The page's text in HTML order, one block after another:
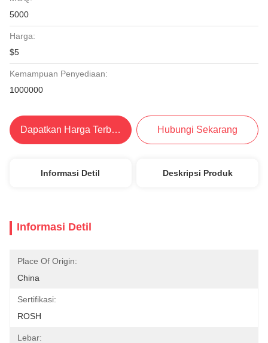
5000
Harga:
$5
Kemampuan Penyediaan:
1000000
Dapatkan Harga Terbaik Hubungi Sekarang
Informasi Detil Deskripsi Produk
Informasi Detil
Place Of Origin:
China
Sertifikasi:
ROSH
Lebar: